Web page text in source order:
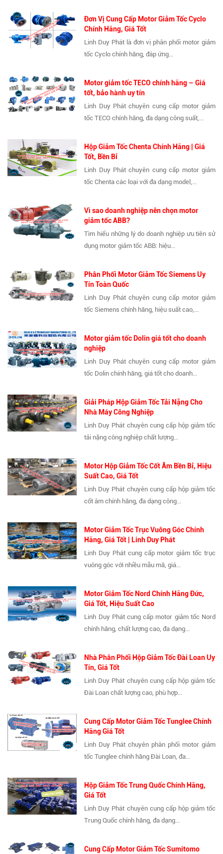
Đơn Vị Cung Cấp Motor Giảm Tốc Cyclo
Chính Hãng, Giá Tốt
Linh Duy Phát là đơn vị phân phối motor giảm
tốc Cyclo chính hãng, đáp ứng...
Motor giảm tốc TECO chính hãng – Giá
tốt, bảo hành uy tín
Linh Duy Phát chuyên cung cấp motor giảm
tốc TECO chính hãng, đa dạng công suất,...
Hộp Giảm Tốc Chenta Chính Hãng | Giá
Tốt, Bền Bỉ
Linh Duy Phát chuyên cung cấp motor giảm
tốc Chenta các loại với đa dạng model,...
Vì sao doanh nghiệp nên chọn motor
giảm tốc ABB?
Tìm hiểu những lý do doanh nghiệp ưu tiên sử
dụng motor giảm tốc ABB: hiệu...
Phân Phối Motor Giảm Tốc Siemens Uy
Tín Toàn Quốc
Linh Duy Phát chuyên cung cấp motor giảm
tốc Siemens chính hãng, hiệu suất cao,...
Motor giảm tốc Dolin giá tốt cho doanh
nghiệp
Linh Duy Phát chuyên cung cấp motor giảm
tốc Dolin chính hãng, giá tốt cho doanh...
Giải Pháp Hộp Giảm Tốc Tải Nặng Cho
Nhà Máy Công Nghiệp
Linh Duy Phát chuyên cung cấp hộp giảm tốc
tải nặng công nghiệp chất lượng...
Motor Hộp Giảm Tốc Cốt Âm Bền Bỉ, Hiệu
Suất Cao, Giá Tốt
Linh Duy Phát chuyên cung cấp hộp giảm tốc
cốt âm chính hãng, đa dạng công...
Motor Giảm Tốc Trục Vuông Góc Chính
Hãng, Giá Tốt | Linh Duy Phát
Linh Duy Phát cung cấp motor giảm tốc trục
vuông góc với nhiều mẫu mã, giá...
Motor Giảm Tốc Nord Chính Hãng Đức,
Giá Tốt, Hiệu Suất Cao
Linh Duy Phát cung cấp motor giảm tốc Nord
chính hãng, chất lượng cao, đa dạng...
Nhà Phân Phối Hộp Giảm Tốc Đài Loan Uy
Tín, Giá Tốt
Linh Duy Phát chuyên cung cấp hộp giảm tốc
Đài Loan chất lượng cao, phù hợp...
Cung Cấp Motor Giảm Tốc Tunglee Chính
Hãng Giá Tốt
Linh Duy Phát chuyên phân phối motor giảm
tốc Tunglee chính hãng Đài Loan, đa...
Hộp Giảm Tốc Trung Quốc Chính Hãng,
Giá Tốt
Linh Duy Phát chuyên cung cấp hộp giảm tốc
Trung Quốc chính hãng, đa dạng...
Cung Cấp Motor Giảm Tốc Sumitomo